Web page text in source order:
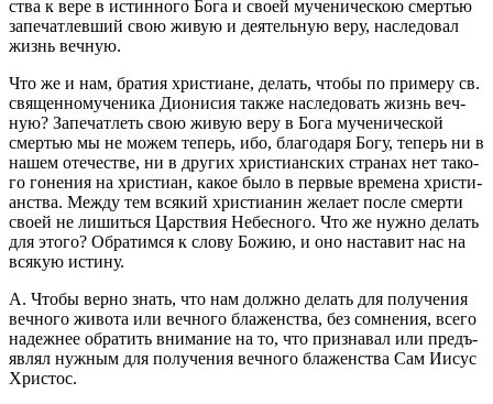
ства к вере в ис­тин­но­го Бога и своей му­че­ни­че­скою смер­тью
за­пе­чат­лев­ший свою живую и де­я­тель­ную веру, на­сле­до­вал
жизнь веч­ную.
Что же и нам, бра­тия хри­сти­ане, де­лать, чтобы по при­ме­ру св.
свя­щен­но­му­че­ни­ка Ди­о­ни­сия также на­сле­до­вать жизнь веч­
ную? За­пе­чат­леть свою живую веру в Бога му­че­ни­че­ской
смер­тью мы не можем те­перь, ибо, бла­го­да­ря Богу, те­перь ни в
нашем оте­че­стве, ни в дру­гих хри­сти­ан­ских стра­нах нет та­ко­
го го­не­ния на хри­сти­ан, какое было в пер­вые вре­ме­на хри­сти­
ан­ства. Между тем вся­кий хри­сти­а­нин же­ла­ет после смер­ти
своей не ли­шить­ся Цар­ствия Небес­но­го. Что же нужно де­лать
для этого? Об­ра­тим­ся к слову Божию, и оно на­ста­вит нас на
вся­кую ис­ти­ну.
А. Чтобы верно знать, что нам долж­но де­лать для по­лу­че­ния
веч­но­го жи­во­та или веч­но­го бла­жен­ства, без со­мне­ния, всего
на­деж­нее об­ра­тить вни­ма­ние на то, что при­зна­вал или предъ­
яв­лял нуж­ным для по­лу­че­ния веч­но­го бла­жен­ства Сам Иисус
Хри­стос.